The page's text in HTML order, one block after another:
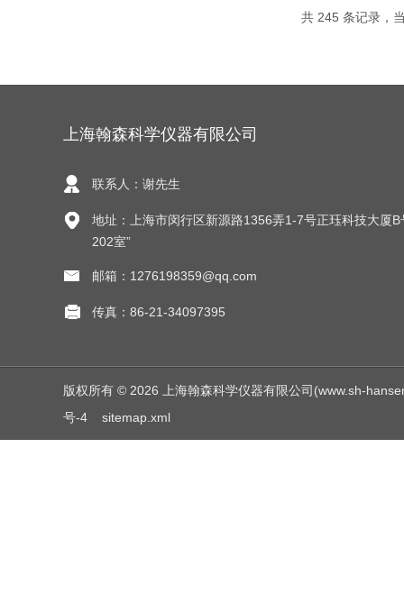
境因素，对材料进行加速老化测试，从而在短时间内评
共 245 条记录，
上海翰森科学仪器有限公司
联系人：谢先生
地址：上海市闵行区新源路1356弄1-7号正珏科技大厦B
202室”
邮箱：1276198359@qq.com
传真：86-21-34097395
版权所有 © 2026 上海翰森科学仪器有限公司(www.sh-
号-4
sitemap.xml